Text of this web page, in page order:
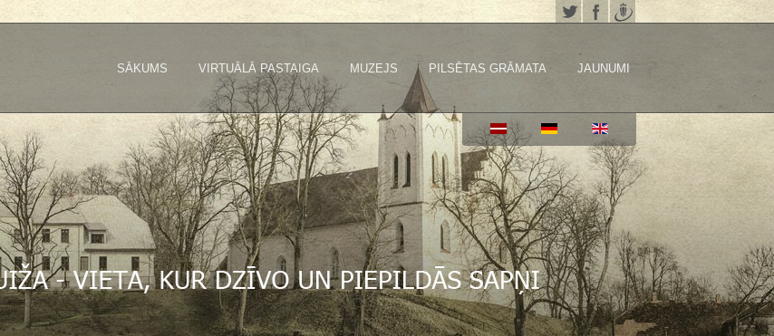
SĀKUMS VIRTUĀLĀ PASTAIGA MUZEJS PILSĒTAS GRĀMATA JAUNUMI